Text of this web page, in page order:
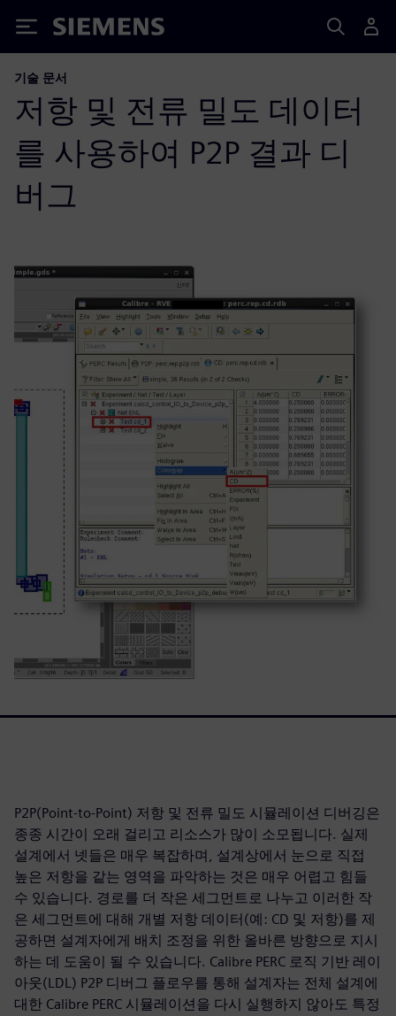
Siemens
기술 문서
저항 및 전류 밀도 데이터
를 사용하여 P2P 결과 디
버그
P2P(Point-to-Point) 저항 및 전류 밀도 시뮬레이션 디버깅은
종종 시간이 오래 걸리고 리소스가 많이 소모됩니다. 실제
설계에서 넷들은 매우 복잡하며, 설계상에서 눈으로 직접
높은 저항을 같는 영역을 파악하는 것은 매우 어렵고 힘들
수 있습니다. 경로를 더 작은 세그먼트로 나누고 이러한 작
은 세그먼트에 대해 개별 저항 데이터(예: CD 및 저항)를 제
공하면 설계자에게 배치 조정을 위한 올바른 방향으로 지시
하는 데 도움이 될 수 있습니다. Calibre PERC 로직 기반 레이
아웃(LDL) P2P 디버그 플로우를 통해 설계자는 전체 설계에
대한 Calibre PERC 시뮬레이션을 다시 실행하지 않아도 특정